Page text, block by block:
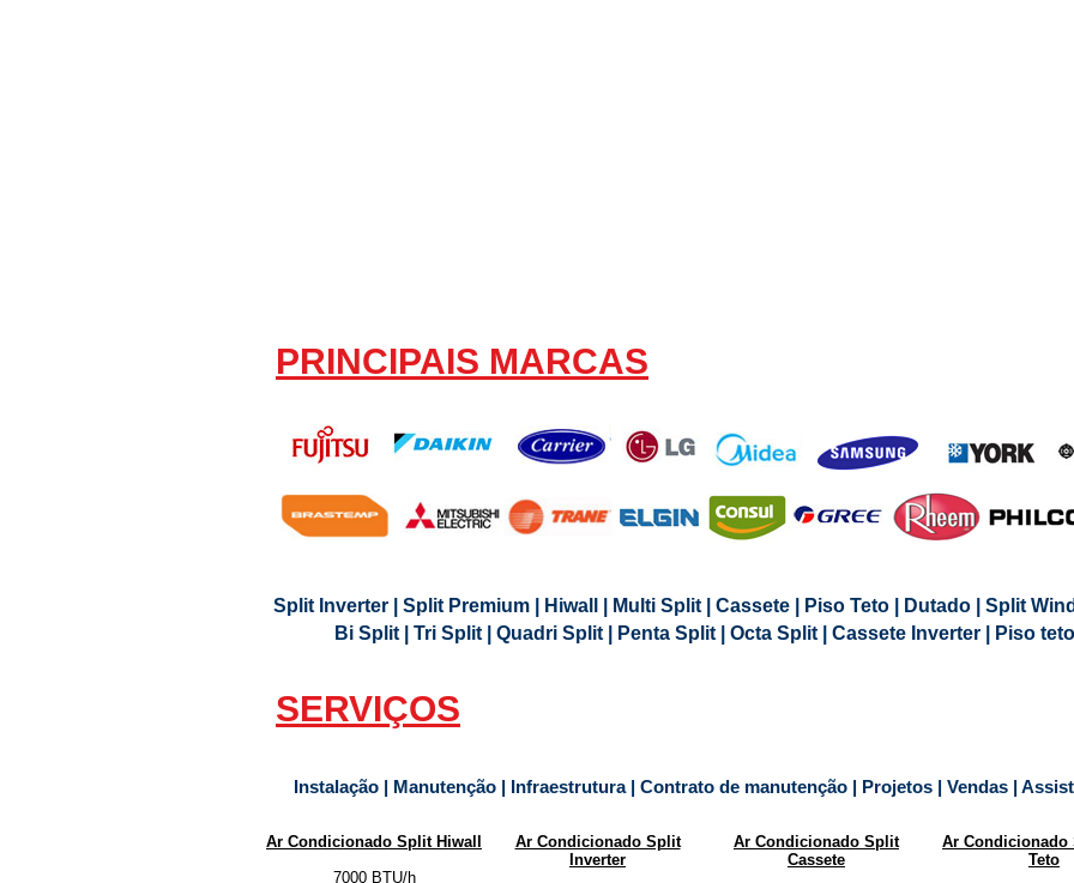
PRINCIPAIS MARCAS
Split Inverter | Split Premium | Hiwall | Multi Split | Cassete | Piso Teto | Dutado | Split
Bi Split | Tri Split | Quadri Split | Penta Split | Octa Split | Cassete Inverter | Piso
SERVIÇOS
Instalação | Manutenção | Infraestrutura | Contrato de manutenção | Projetos | Vendas |
Ar Condicionado Split Hiwall
7000 BTU/h
Ar Condicionado Split
Inverter
Ar Condicionado Split
Cassete
Ar Condicionado
Teto